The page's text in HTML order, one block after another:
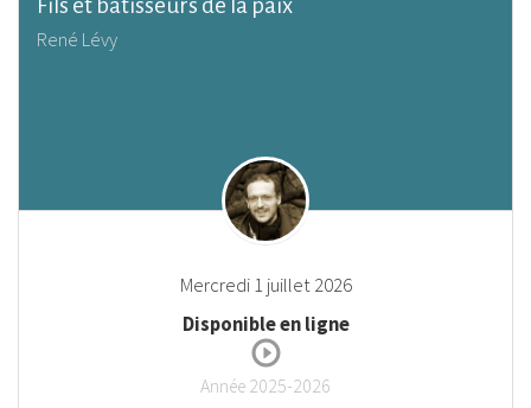
Fils et bâtisseurs de la paix
René Lévy
Mercredi 1 juillet 2026
Disponible en ligne
Année 2025-2026